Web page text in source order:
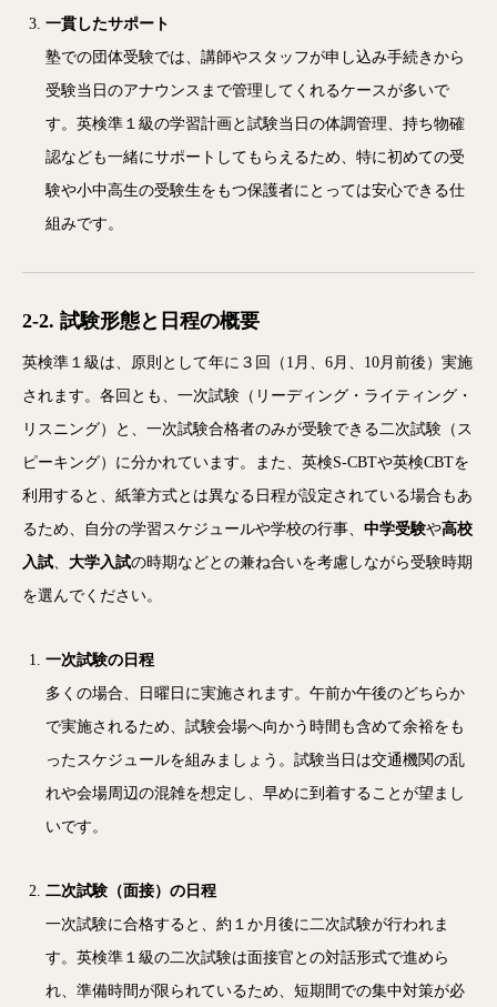
一貫したサポート
塾での団体受験では、講師やスタッフが申し込み手続きから
受験当日のアナウンスまで管理してくれるケースが多いで
す。英検準１級の学習計画と試験当日の体調管理、持ち物確
認なども一緒にサポートしてもらえるため、特に初めての受
験や小中高生の受験生をもつ保護者にとっては安心できる仕
組みです。
2-2. 試験形態と日程の概要
英検準１級は、原則として年に３回（1月、6月、10月前後）実施
されます。各回とも、一次試験（リーディング・ライティング・
リスニング）と、一次試験合格者のみが受験できる二次試験（ス
ピーキング）に分かれています。また、英検S-CBTや英検CBTを
利用すると、紙筆方式とは異なる日程が設定されている場合もあ
るため、自分の学習スケジュールや学校の行事、 中学受験や高校
入試、 大学入試の時期などとの兼ね合いを考慮しながら受験時期
を選んでください。
一次試験の日程
多くの場合、日曜日に実施されます。午前か午後のどちらか
で実施されるため、試験会場へ向かう時間も含めて余裕をも
ったスケジュールを組みましょう。試験当日は交通機関の乱
れや会場周辺の混雑を想定し、早めに到着することが望まし
いです。
二次試験（面接）の日程
一次試験に合格すると、約１か月後に二次試験が行われま
す。英検準１級の二次試験は面接官との対話形式で進めら
れ、準備時間が限られているため、短期間での集中対策が必